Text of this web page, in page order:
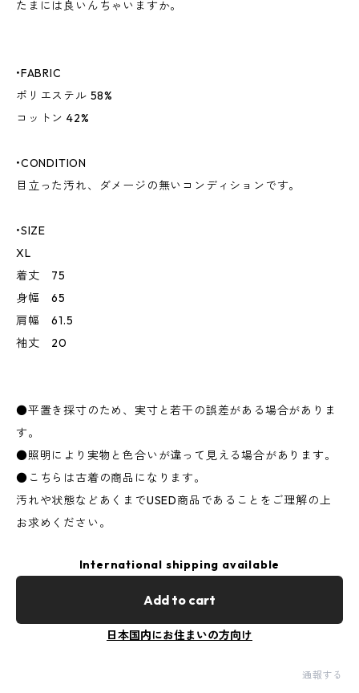
たまには良いんちゃいますか。
•FABRIC
ポリエステル 58%
コットン 42%
•CONDITION
目立った汚れ、ダメージの無いコンディションです。
•SIZE
XL
着丈 75
身幅 65
肩幅 61.5
袖丈 20
●平置き採寸のため、実寸と若干の誤差がある場合がありま
す。
●照明により実物と色合いが違って見える場合があります。
●こちらは古着の商品になります。
汚れや状態などあくまでUSED商品であることをご理解の上
お求めください。
International shipping available
Add to cart
日本国内にお住まいの方向け
通報する